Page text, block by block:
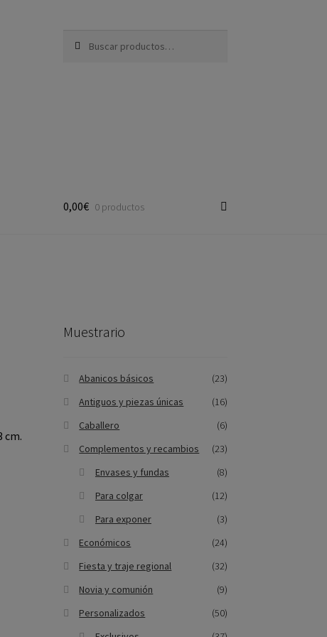
0,00€ 0 productos
cm.
Muestrario
Abanicos básicos
(23)
Antiguos y piezas únicas
(16)
Caballero
(6)
Complementos y recambios
(23)
Envases y fundas
(8)
Para colgar
(12)
Para exponer
(3)
Económicos
(24)
Fiesta y traje regional
(32)
Novia y comunión
(9)
Personalizados
(50)